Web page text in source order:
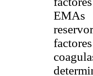
EMAs